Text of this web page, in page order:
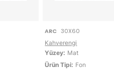
ARC 30X60
Kahverengi
Yüzey: Mat
Ürün Tipi: Fon